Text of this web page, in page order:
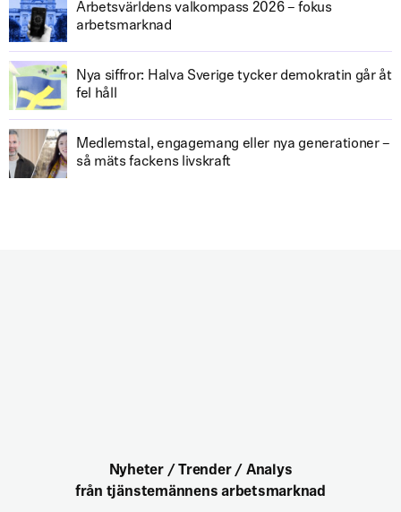
Arbetsvärldens valkompass 2026 – fokus
arbetsmarknad
Nya siffror: Halva Sverige tycker demokratin går åt
fel håll
Medlemstal, engagemang eller nya generationer –
så mäts fackens livskraft
Nyheter / Trender / Analys
från tjänstemännens arbetsmarknad